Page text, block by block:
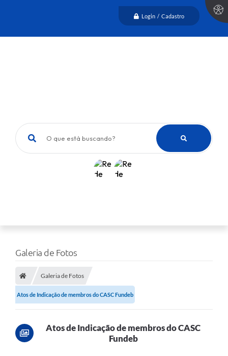
Login / Cadastro
O que está buscando?
Galeria de Fotos
Galeria de Fotos
Atos de Indicação de membros do CASC Fundeb
Atos de Indicação de membros do CASC
Fundeb